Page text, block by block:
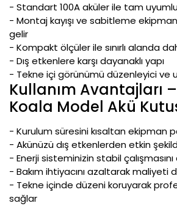
- Standart 100A aküler ile tam
- Montaj kayışı ve sabitleme
gelir
- Kompakt ölçüler ile sınırlı alanda
- Dış etkenlere karşı dayanaklı yapı
- Tekne içi görünümü düzenleyici ve
Kullanım Avantajları
Koala Model Akü
- Kurulum süresini kısaltan ekipman
- Akünüzü dış etkenlerden etkin
- Enerji sisteminizin stabil
- Bakım ihtiyacını azaltarak maliyeti
- Tekne içinde düzeni koruyarak
sağlar